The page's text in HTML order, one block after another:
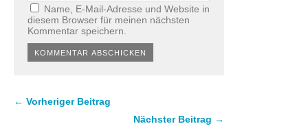
Name, E-Mail-Adresse und Website in
diesem Browser für meinen nächsten
Kommentar speichern.
← Vorheriger Beitrag
Nächster Beitrag →